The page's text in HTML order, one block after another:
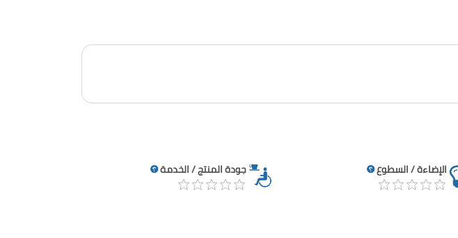
الإضاءة / السطوع جودة المنتج / الخدمة